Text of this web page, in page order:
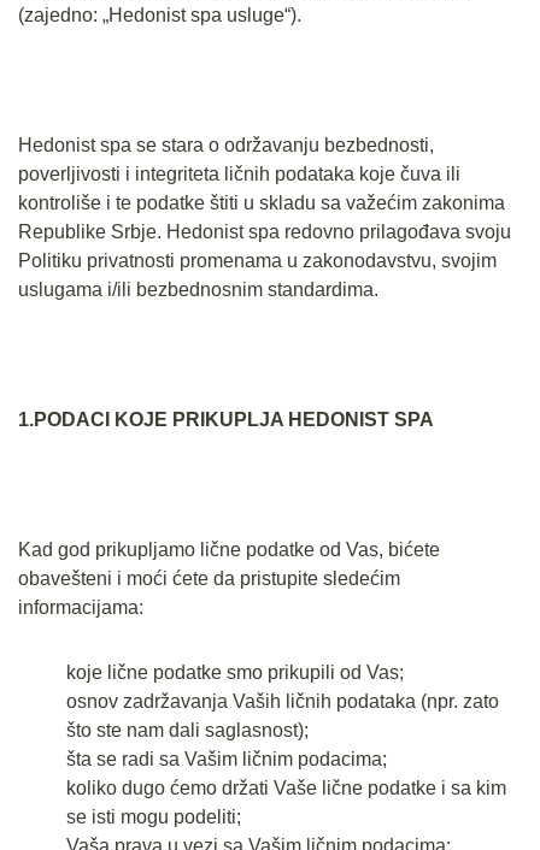
(zajedno: „Hedonist spa usluge“).
Hedonist spa se stara o održavanju bezbednosti,
poverljivosti i integriteta ličnih podataka koje čuva ili
kontroliše i te podatke štiti u skladu sa važećim zakonima
Republike Srbje. Hedonist spa redovno prilagođava svoju
Politiku privatnosti promenama u zakonodavstvu, svojim
uslugama i/ili bezbednosnim standardima.
1.PODACI KOJE PRIKUPLJA HEDONIST SPA
Kad god prikupljamo lične podatke od Vas, bićete
obavešteni i moći ćete da pristupite sledećim
informacijama:
koje lične podatke smo prikupili od Vas;
osnov zadržavanja Vaših ličnih podataka (npr. zato
što ste nam dali saglasnost);
šta se radi sa Vašim ličnim podacima;
koliko dugo ćemo držati Vaše lične podatke i sa kim
se isti mogu podeliti;
Vaša prava u vezi sa Vašim ličnim podacima;